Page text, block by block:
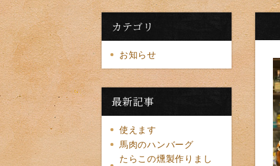
カテゴリ
お知らせ
最新記事
使えます
馬肉のハンバーグ
たらこの燻製作りまし